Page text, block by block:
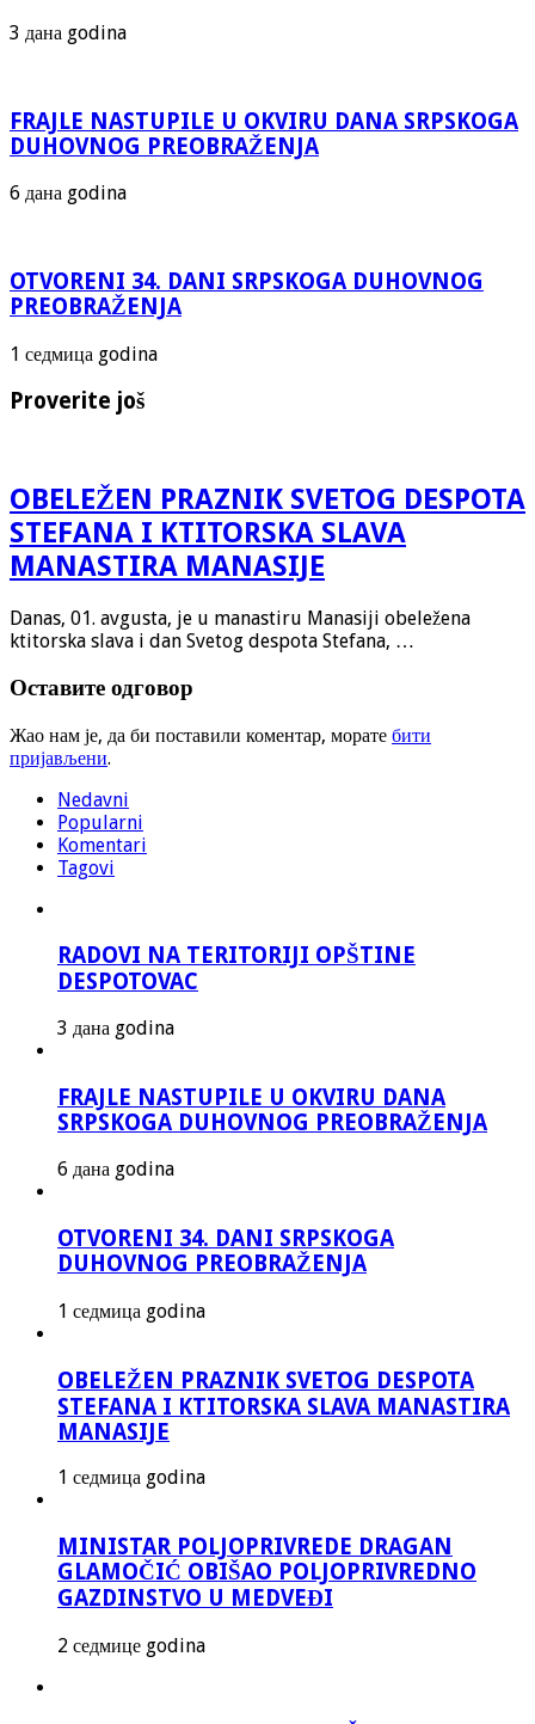
3 дана godina
FRAJLE NASTUPILE U OKVIRU DANA SRPSKOGA
DUHOVNOG PREOBRAŽENJA
6 дана godina
OTVORENI 34. DANI SRPSKOGA DUHOVNOG
PREOBRAŽENJA
1 седмица godina
Proverite još
OBELEŽEN PRAZNIK SVETOG DESPOTA
STEFANA I KTITORSKA SLAVA
MANASTIRA MANASIJE
Danas, 01. avgusta, je u manastiru Manasiji obeležena
ktitorska slava i dan Svetog despota Stefana, …
Оставите одговор
Жао нам је, да би поставили коментар, морате бити
пријављени.
Nedavni
Popularni
Komentari
Tagovi
RADOVI NA TERITORIJI OPŠTINE
DESPOTOVAC
3 дана godina
FRAJLE NASTUPILE U OKVIRU DANA
SRPSKOGA DUHOVNOG PREOBRAŽENJA
6 дана godina
OTVORENI 34. DANI SRPSKOGA
DUHOVNOG PREOBRAŽENJA
1 седмица godina
OBELEŽEN PRAZNIK SVETOG DESPOTA
STEFANA I KTITORSKA SLAVA MANASTIRA
MANASIJE
1 седмица godina
MINISTAR POLJOPRIVREDE DRAGAN
GLAMOČIĆ OBIŠAO POLJOPRIVREDNO
GAZDINSTVO U MEDVEĐI
2 седмице godina